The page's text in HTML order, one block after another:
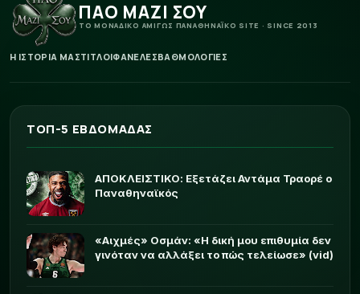
ΠΑΟ ΜΑΖΙ ΣΟΥ
ΤΟ ΜΟΝΑΔΙΚΟ ΑΜΙΓΩΣ ΠΑΝΑΘΗΝΑΪΚΟ SITE · SINCE 2013
Η ΙΣΤΟΡΙΑ ΜΑΣΤΙΤΛΟΙΦΑΝΕΛΕΣΒΑΘΜΟΛΟΓΙΕΣ
ΤΟΠ-5 ΕΒΔΟΜΑΔΑΣ
ΑΠΟΚΛΕΙΣΤΙΚΟ: Εξετάζει Αντάμα Τραορέ ο
Παναθηναϊκός
«Αιχμές» Οσμάν: «Η δική μου επιθυμία δεν
γινόταν να αλλάξει το πώς τελείωσε» (vid)